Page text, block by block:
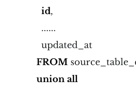
id,
......
updated_at
FROM
union all